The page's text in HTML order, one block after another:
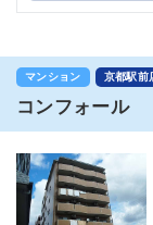
マンション 京都駅前
コンフォール